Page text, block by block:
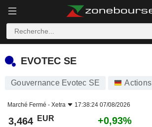
EVOTEC SE
EVOTEC SE
Gouvernance Evotec SE Actions
Marché Fermé - Xetra 17:38:24 07/08/2026
3,464 EUR +0,93%